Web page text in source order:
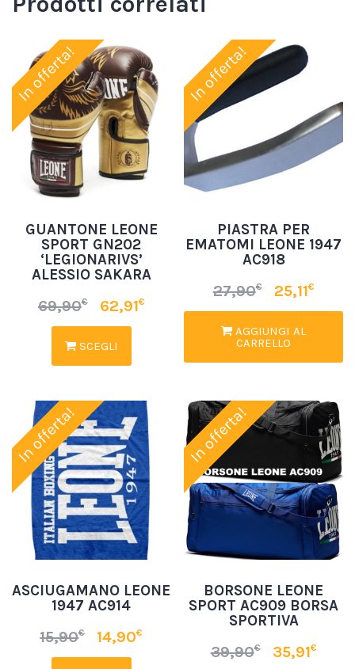
In offerta!
GUANTONE LEONE
SPORT GN202
‘LEGIONARIVS’
ALESSIO SAKARA
69,90€ 62,91€
SCEGLI
In offerta!
PIASTRA PER
EMATOMI LEONE 1947
AC918
27,90€ 25,11€
AGGIUNGI AL
CARRELLO
In offerta!
ASCIUGAMANO LEONE
1947 AC914
15,90€ 14,90€
In offerta!
BORSONE LEONE
SPORT AC909 BORSA
SPORTIVA
39,90€ 35,91€